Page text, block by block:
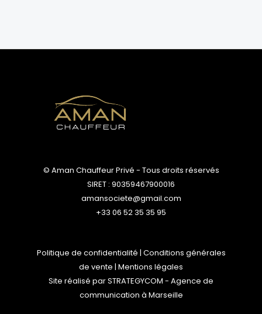
© Aman Chauffeur Privé - Tous droits réservés
SIRET : 90359467900016
amansociete@gmail.com
+33 06 52 35 35 95
Politique de confidentialité | Conditions générales
de vente | Mentions légales
Site réalisé parSTRATEGYCOM - Agence de
communication à Marseille